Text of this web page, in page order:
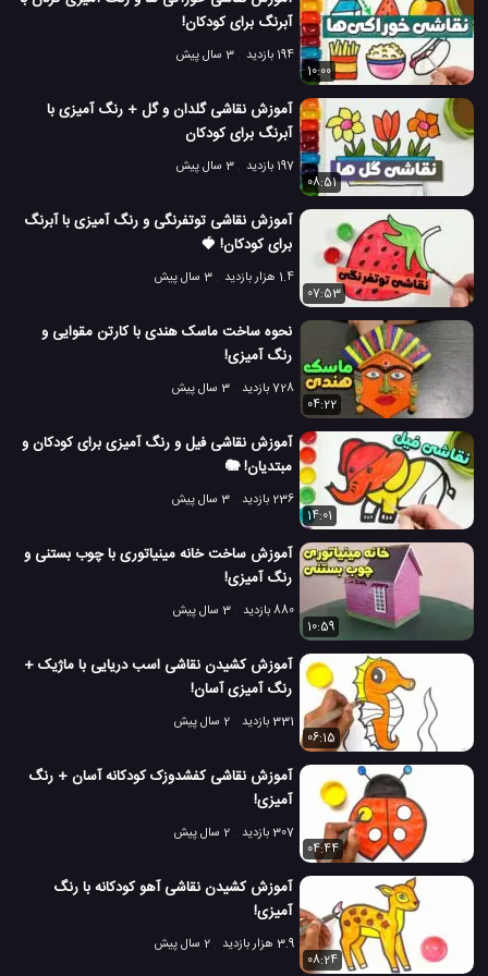
آبرنگ برای کودکان!
194 بازدید
3 سال پیش
10:00
آموزش نقاشی گلدان و گل + رنگ آمیزی با
آبرنگ برای کودکان
197 بازدید
3 سال پیش
08:51
آموزش نقاشی توتفرنگی و رنگ آمیزی با آبرنگ
برای کودکان! 🍓
1.4 هزار بازدید
3 سال پیش
07:53
نحوه ساخت ماسک هندی با کارتن مقوایی و
رنگ آمیزی!
728 بازدید
3 سال پیش
04:22
آموزش نقاشی فیل و رنگ آمیزی برای کودکان و
مبتدیان! 🐘
236 بازدید
3 سال پیش
14:01
آموزش ساخت خانه مینیاتوری با چوب بستنی و
رنگ آمیزی! ️️
880 بازدید
3 سال پیش
10:59
آموزش کشیدن نقاشی اسب دریایی با ماژیک +
رنگ آمیزی آسان!
331 بازدید
2 سال پیش
06:15
آموزش نقاشی کفشدوزک کودکانه آسان + رنگ
آمیزی!
307 بازدید
2 سال پیش
04:44
آموزش کشیدن نقاشی آهو کودکانه با رنگ
آمیزی!
3.9 هزار بازدید
2 سال پیش
08:24